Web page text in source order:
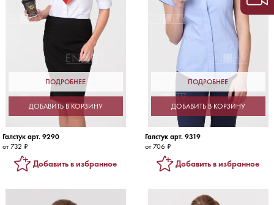
ПОДРОБНЕЕ
ДОБАВИТЬ В КОРЗИНУ
Галстук арт. 9290
от 732 ₽
Добавить в избранное
ПОДРОБНЕЕ
ДОБАВИТЬ В КОРЗИНУ
Галстук арт. 9319
от 706 ₽
Добавить в избранное